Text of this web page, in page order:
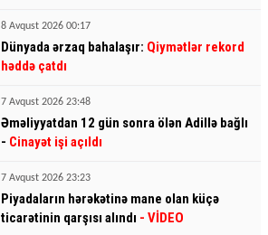
8 Avqust 2026 00:17
Dünyada ərzaq bahalaşır: Qiymətlər rekord
həddə çatdı
7 Avqust 2026 23:48
Əməliyyatdan 12 gün sonra ölən Adillə bağlı
- Cinayət işi açıldı
7 Avqust 2026 23:23
Piyadaların hərəkətinə mane olan küçə
ticarətinin qarşısı alındı - VİDEO